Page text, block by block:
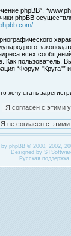
phpBB”,
phpBB
всех
“Форум "Круга"”
хочу стать
by phpBB© 2000, 2002,
Designed by
Русская поддержка